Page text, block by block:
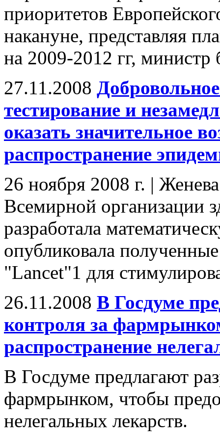
приоритетов
накануне, представляя
на 2009-2012 гг,
27.11.2008
тестирование и
оказать значительное
распространение
26 ноября 2008 г. |
Всемирной организации
разработала
опубликовала
"Lancet"1 для
26.11.2008 В Госдуме
контроля за
распространение
В Госдуме предлагают
фармрынком, чтобы
нелегальных лекарств.